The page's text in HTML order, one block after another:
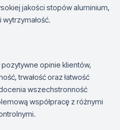
jakości stopów aluminium,
pozytywne opinie klientów,
trwałość oraz łatwość
wszechstronność
współpracę z różnymi